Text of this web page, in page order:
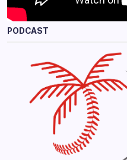
PODCAST